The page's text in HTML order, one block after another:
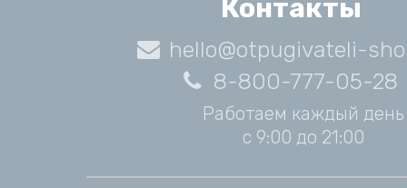
Контакты
hello@otpugivateli-
8-800-777-05-28
Работаем каждый день
с 9:00 до 21:00